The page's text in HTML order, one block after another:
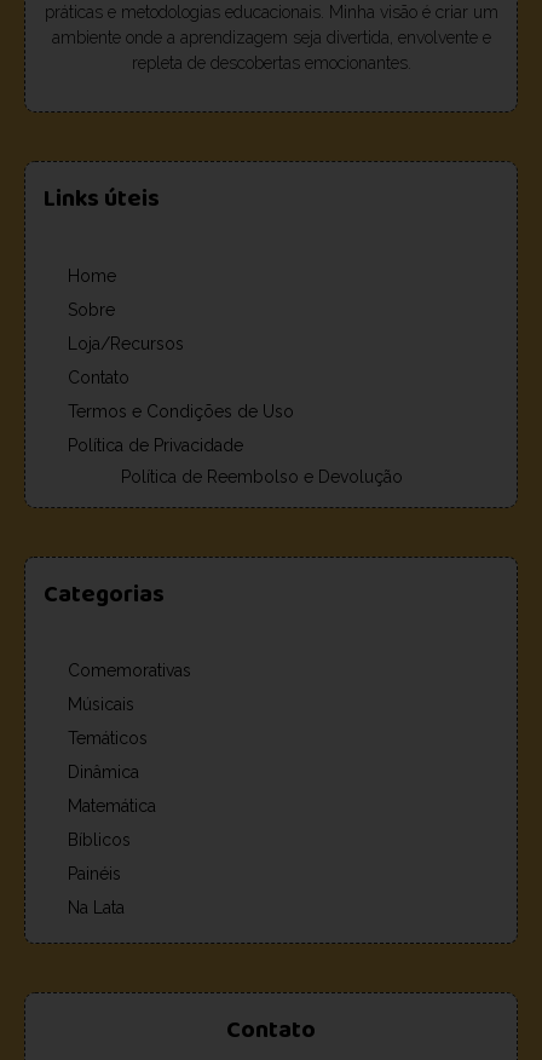
práticas e metodologias educacionais. Minha visão é criar um
ambiente onde a aprendizagem seja divertida, envolvente e
repleta de descobertas emocionantes.
Links úteis
Home
Sobre
Loja/Recursos
Contato
Termos e Condições de Uso
Política de Privacidade
Política de Reembolso e Devolução
Categorias
Comemorativas
Músicais
Temáticos
Dinâmica
Matemática
Bíblicos
Painéis
Na Lata
Contato